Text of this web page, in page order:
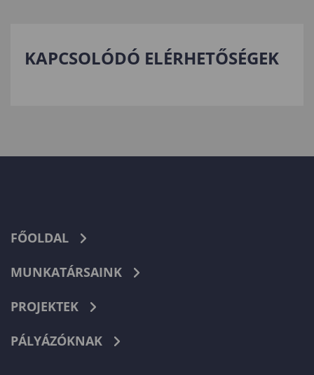
KAPCSOLÓDÓ ELÉRHETŐSÉGEK
FŐOLDAL
MUNKATÁRSAINK
PROJEKTEK
PÁLYÁZÓKNAK